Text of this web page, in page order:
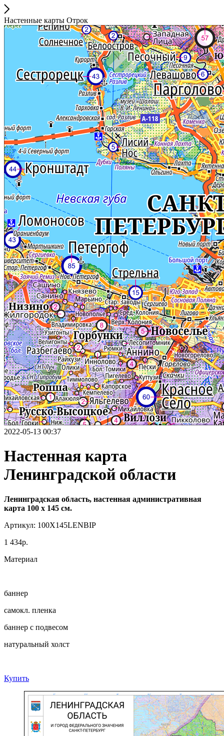
Настенные карты Отрок
2022-05-13 00:37
Настенная карта
Ленинградской области
Ленинградская область, настенная административная
карта 100 х 145 см.
Артикул: 100Х145LENBIP
1 434р.
Материал
баннер
самокл. пленка
баннер с подвесом
натуральный холст
Купить